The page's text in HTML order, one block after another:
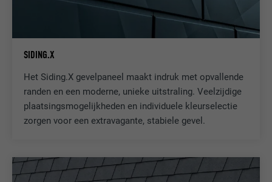
SIDING.X
Het Siding.X gevelpaneel maakt indruk met opvallende
randen en een moderne, unieke uitstraling. Veelzijdige
plaatsingsmogelijkheden en individuele kleurselectie
zorgen voor een extravagante, stabiele gevel.